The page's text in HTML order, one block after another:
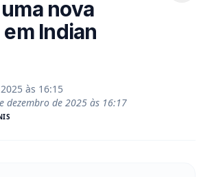
nova
Indian
às 16:15
dezembro de 2025 às 16:17